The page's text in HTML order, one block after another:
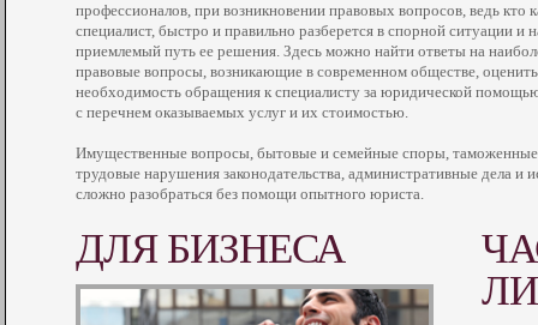
профессионалов, при возникновении правовых вопросов, ведь кто
специалист, быстро и правильно разберется в спорной ситуации и
приемлемый путь ее решения. Здесь можно найти ответы на
правовые вопросы, возникающие в современном обществе, оценить
необходимость обращения к специалисту за юридической
с перечнем оказываемых услуг и их стоимостью.
Имущественные вопросы, бытовые и семейные споры,
трудовые нарушения законодательства, административные дела и
сложно разобраться без помощи опытного юриста.
ДЛЯ БИЗНЕСА